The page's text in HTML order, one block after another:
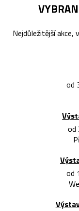
Nejdůležitější akce,
od
od
od